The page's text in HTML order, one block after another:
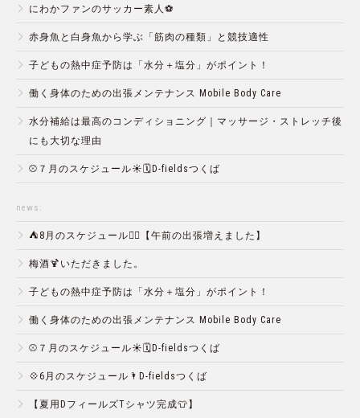
にわかファンのサッカー素人⚽️
赤身魚と白身魚から学ぶ「筋肉の種類」と競技適性
子どもの熱中症予防は「水分＋塩分」がポイント！
働く身体のための出張メンテナンス Mobile Body Care
水分補給は最高のコンディショニング｜マッサージ・ストレッチ後
にも大切な理由
⚾️７月のスケジュール☀️🗓D-fieldsつくば
news:
⛺️8月のスケジュール🏄‍♂️【午前の出張増えました】
梅酒🍹いただきました。
子どもの熱中症予防は「水分＋塩分」がポイント！
働く身体のための出張メンテナンス Mobile Body Care
⚾️７月のスケジュール☀️🗓D-fieldsつくば
💠6月のスケジュール🌂D-fieldsつくば
【夏用DフィールズTシャツ完成👕】